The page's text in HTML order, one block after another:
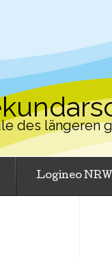
des längeren
Logineo NRW